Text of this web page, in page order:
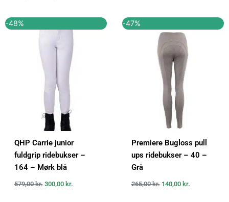
-48%
QHP Carrie junior
fuldgrip ridebukser –
164 – Mørk blå
579,00kr.
oprindelige
var:
579,00 kr..
300,00 kr.
aktuelle
pris
er:
300,00 kr..
-47%
Premiere Bugloss pull
ups ridebukser – 40 –
Grå
265,00kr.
oprindelige
var:
265,00 kr..
140,00 kr.
aktuelle